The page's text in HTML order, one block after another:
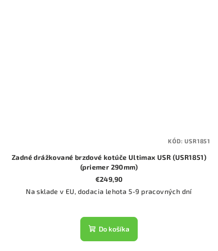
Zadné drážkované brzdové kotúče Ultimax USR (USR1851)
(priemer 290mm)
€249,90
Na sklade v EU, dodacia lehota 5-9 pracovných dní
Do košíka
KÓD:USR1851